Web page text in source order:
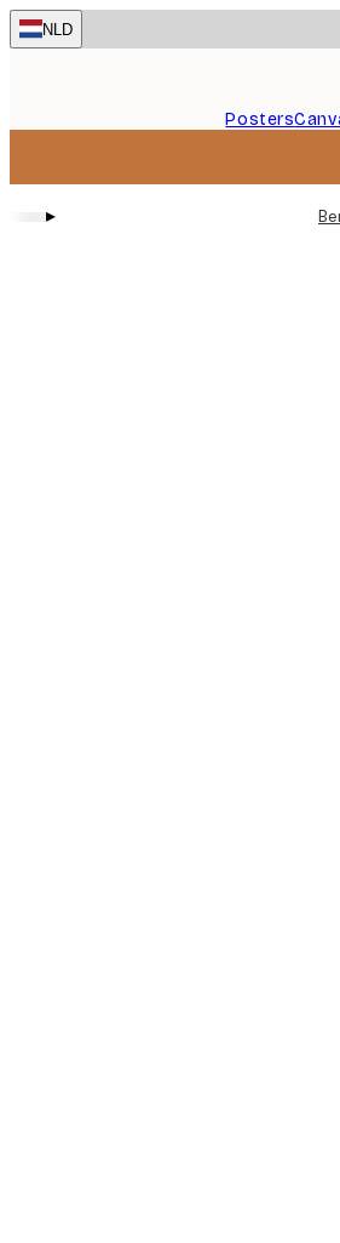
Skip
to
NLD
Posters
▸